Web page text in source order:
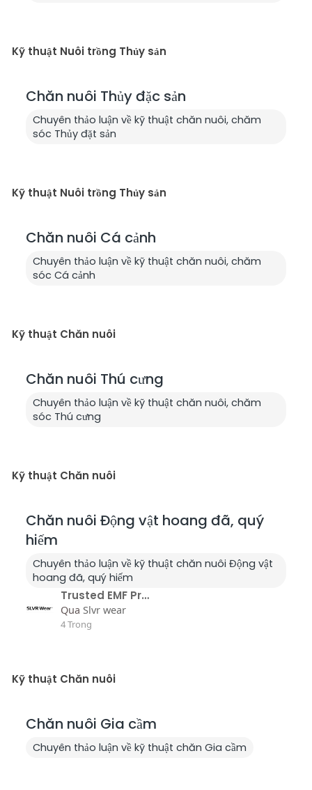
Kỹ thuật Nuôi trồng Thủy sản
Chăn nuôi Thủy đặc sản
Chuyên thảo luận về kỹ thuật chăn nuôi, chăm
sóc Thủy đặt sản
Kỹ thuật Nuôi trồng Thủy sản
Chăn nuôi Cá cảnh
Chuyên thảo luận về kỹ thuật chăn nuôi, chăm
sóc Cá cảnh
Kỹ thuật Chăn nuôi
Chăn nuôi Thú cưng
Chuyên thảo luận về kỹ thuật chăn nuôi, chăm
sóc Thú cưng
Kỹ thuật Chăn nuôi
Chăn nuôi Động vật hoang đã, quý
hiếm
Chuyên thảo luận về kỹ thuật chăn nuôi Động vật
hoang đã, quý hiếm
Trusted EMF Protection Cell Phone Pouch
Qua Slvr wear
4 Trong
Kỹ thuật Chăn nuôi
Chăn nuôi Gia cầm
Chuyên thảo luận về kỹ thuật chăn Gia cầm